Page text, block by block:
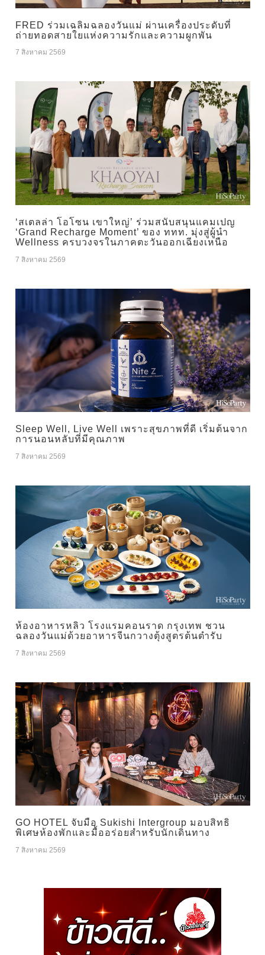
FRED ร่วมเฉลิมฉลองวันแม่ ผ่านเครื่องประดับที่
ถ่ายทอดสายใยแห่งความรักและความผูกพัน
7 สิงหาคม 2569
‘สเตลล่า โอโซน เขาใหญ่’ ร่วมสนับสนุนแคมเปญ
‘Grand Recharge Moment’ ของ ททท. มุ่งสู่ผู้นำ
Wellness ครบวงจรในภาคตะวันออกเฉียงเหนือ
7 สิงหาคม 2569
Sleep Well, Live Well เพราะสุขภาพที่ดี เริ่มต้นจาก
การนอนหลับที่มีคุณภาพ
7 สิงหาคม 2569
ห้องอาหารหลิว โรงแรมคอนราด กรุงเทพ ชวน
ฉลองวันแม่ด้วยอาหารจีนกวางตุ้งสูตรต้นตำรับ
7 สิงหาคม 2569
GO HOTEL จับมือ Sukishi Intergroup มอบสิทธิ
พิเศษห้องพักและมื้ออร่อยสำหรับนักเดินทาง
7 สิงหาคม 2569